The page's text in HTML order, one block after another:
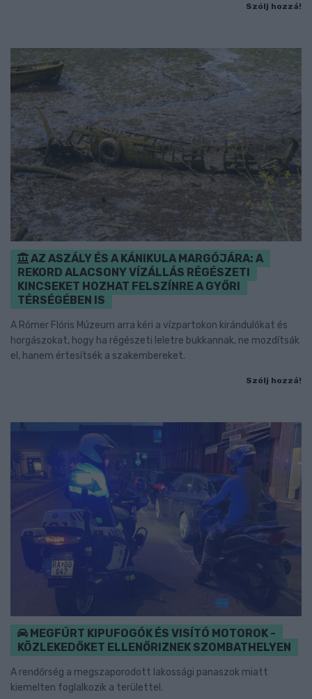
Szólj hozzá!
AZ ASZÁLY ÉS A KÁNIKULA MARGÓJÁRA: A
REKORD ALACSONY VÍZÁLLÁS RÉGÉSZETI
KINCSEKET HOZHAT FELSZÍNRE A GYŐRI
TÉRSÉGÉBEN IS
A Rómer Flóris Múzeum arra kéri a vízpartokon kirándulókat és
horgászokat, hogy ha régészeti leletre bukkannak, ne mozdítsák
el, hanem értesítsék a szakembereket.
Szólj hozzá!
MEGFÚRT KIPUFOGÓK ÉS VISÍTÓ MOTOROK -
KÖZLEKEDŐKET ELLENŐRIZNEK SZOMBATHELYEN
A rendőrség a megszaporodott lakossági panaszok miatt
kiemelten foglalkozik a területtel.